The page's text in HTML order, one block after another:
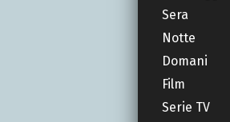
Sera
Notte
Domani
Film
Serie TV